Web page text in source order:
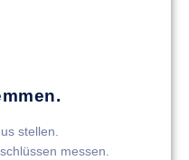
stellen.
messen.